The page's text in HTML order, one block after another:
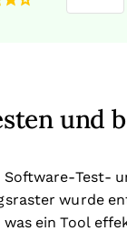
und
Software-Test-
wurde
was ein Tool